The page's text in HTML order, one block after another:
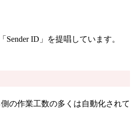
ID」を提唱しています。
の作業工数の多くは自動化されて